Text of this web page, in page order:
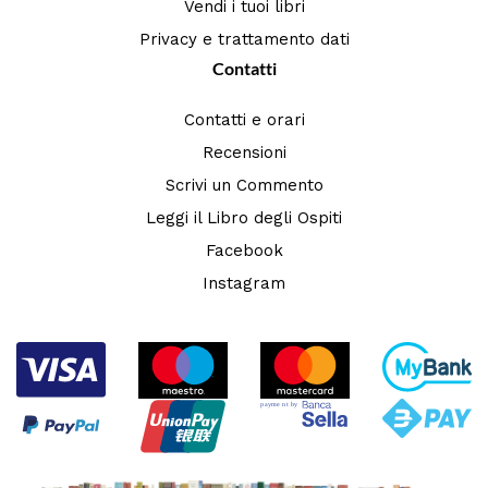
Vendi i tuoi libri
Privacy e trattamento dati
Contatti
Contatti e orari
Recensioni
Scrivi un Commento
Leggi il Libro degli Ospiti
Facebook
Instagram